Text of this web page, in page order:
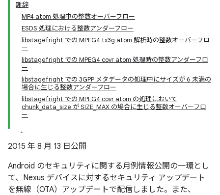
謝辞
MP4 atom 処理中の整数オーバーフロー
ESDS 処理における整数アンダーフロー
libstagefright での MPEG4 tx3g atom 解析時の整数オーバーフロ
ー
libstagefright での MPEG4 covr atom 処理時の整数アンダーフロ
ー
libstagefright での 3GPP メタデータの処理中にサイズが 6 未満の
場合に生じる整数アンダーフロー
libstagefright での MPEG4 covr atom の処理において
chunk_data_size が SIZE_MAX の場合に生じる整数オーバーフロ
ー
2015 年 8 月 13 日公開
Android のセキュリティに関する月例情報公開の一環とし
て、Nexus デバイスに対するセキュリティ アップデート
を無線（OTA）アップデートで配信しました。また、